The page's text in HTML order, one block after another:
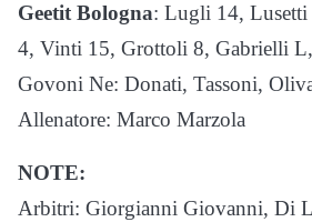
Geetit Bologna: Lugli 14,
4, Vinti 15, Grottoli 8, Gabrielli
Govoni Ne: Donati, Tassoni,
Allenatore: Marco Marzola
NOTE:
Arbitri: Giorgianni Giovanni, Di